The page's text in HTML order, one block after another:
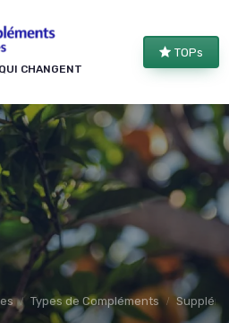
CHANGENT
TOPs
Types de Compléments